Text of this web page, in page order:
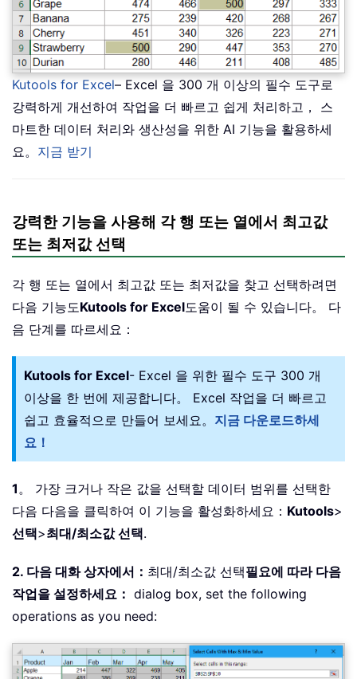
Kutools for Excel– Excel 을 300 개 이상의 필수 도구로
강력하게 개선하여 작업을 더 빠르고 쉽게 처리하고， 스
마트한 데이터 처리와 생산성을 위한 AI 기능을 활용하세
요。 지금 받기
강력한 기능을 사용해 각 행 또는 열에서 최고값
또는 최저값 선택
각 행 또는 열에서 최고값 또는 최저값을 찾고 선택하려면
다음 기능도Kutools for Excel도움이 될 수 있습니다。 다
음 단계를 따르세요：
Kutools for Excel- Excel 을 위한 필수 도구 300 개
이상을 한 번에 제공합니다。 Excel 작업을 더 빠르고
쉽고 효율적으로 만들어 보세요。 지금 다운로드하세
요！
1。 가장 크거나 작은 값을 선택할 데이터 범위를 선택한
다음 다음을 클릭하여 이 기능을 활성화하세요： Kutools>
선택>최대/최소값 선택.
2. 다음 대화 상자에서： 최대/최소값 선택필요에 따라 다음
작업을 설정하세요： dialog box, set the following
operations as you need: